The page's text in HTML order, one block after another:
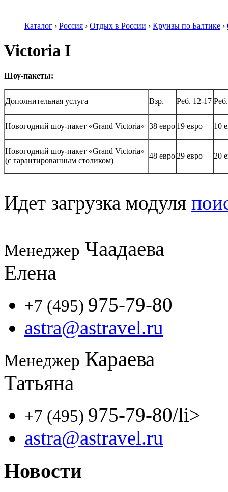
Каталог › Россия › Отдых в России › Круизы по Балтике ›
Victoria I
Шоу-пакеты:
Дополнительная услуга Взр. Реб. 12-17
Новогодний шоу-пакет «Grand Victoria» 38 евро 19 евро 10
Новогодний шоу-пакет «Grand Victoria»
(с гарантированным столиком)
48 евро 29 евро 20
Идет загрузка модуля
Менеджер Чаадаева
Елена
+7 (495) 975-79-80
astra@astravel.ru
Менеджер Караева
Татьяна
+7 (495) 975-79-80/li>
astra@astravel.ru
Новости